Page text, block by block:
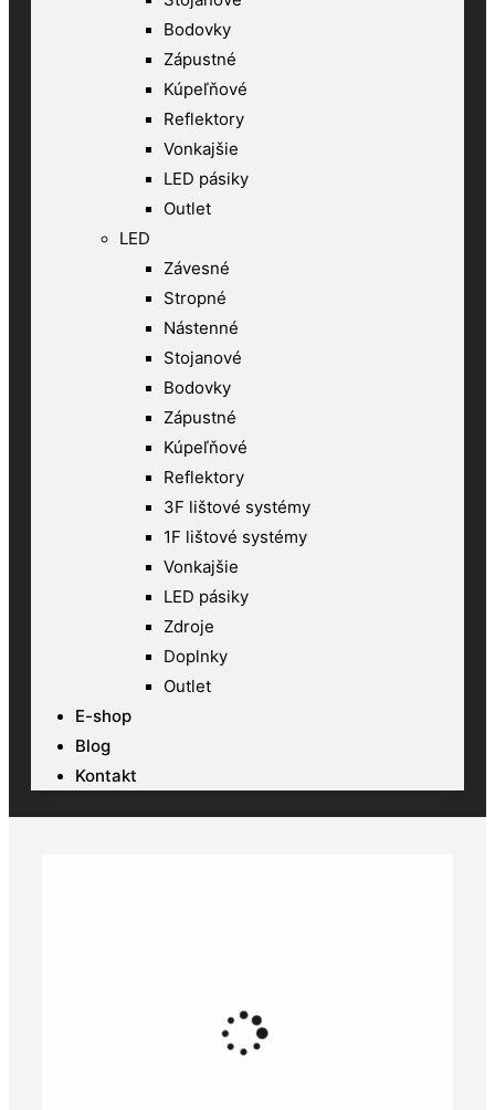
Bodovky
Zápustné
Kúpeľňové
Reflektory
Vonkajšie
LED pásiky
Outlet
LED
Závesné
Stropné
Nástenné
Stojanové
Bodovky
Zápustné
Kúpeľňové
Reflektory
3F lištové systémy
1F lištové systémy
Vonkajšie
LED pásiky
Zdroje
Doplnky
Outlet
E-shop
Blog
Kontakt